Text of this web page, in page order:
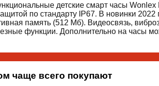
детские смарт часы
по стандарту IP67. В новинки
память (512 Мб). Видеосвязь,
функции. Дополнительно на часы
чаще всего покупают